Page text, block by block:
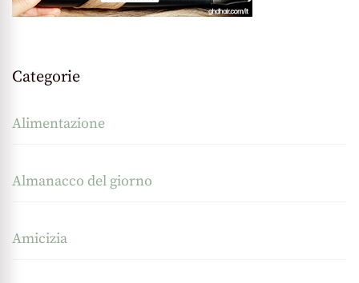
Categorie
Alimentazione
Almanacco del giorno
Amicizia